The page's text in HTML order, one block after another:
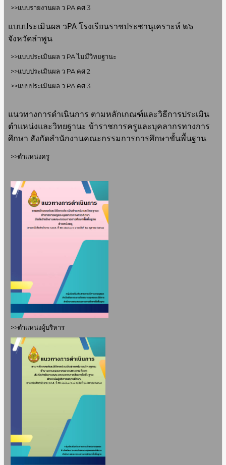
>>แบบรายงานผล ว PA คศ.3
แบบประเมินผล วPA โรงเรียนราชประชานุเคราะห์ ๒๖
จังหวัดลำพูน
>>แบบประเมินผล ว PA ไม่มีวิทยฐานะ
>>แบบประเมินผล ว PA คศ.2
>>แบบประเมินผล ว PA คศ.3
แนวทางการดำเนินการ ตามหลักเกณฑ์และวิธีการประเมิน
ตำแหน่งและวิทยฐานะ ข้าราชการครูและบุคลากรทางการ
ศึกษา​ สังกัดสำนักงานคณะกรรมการการศึกษาขั้นพื้นฐาน
>>ตำแหน่งครู
>>ตำแหน่งผู้บริหาร